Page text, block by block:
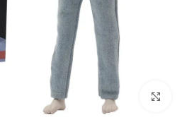
بزرگنمایی تصویر